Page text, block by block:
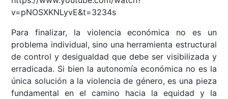
v=pNOSXKNLyvE&t=3234s
Para finalizar, la violencia económica no es un
problema individual, sino una herramienta estructural
de control y desigualdad que debe ser visibilizada y
erradicada. Si bien la autonomía económica no es la
única solución a la violencia de género, es una pieza
fundamental en el camino hacia la equidad y la